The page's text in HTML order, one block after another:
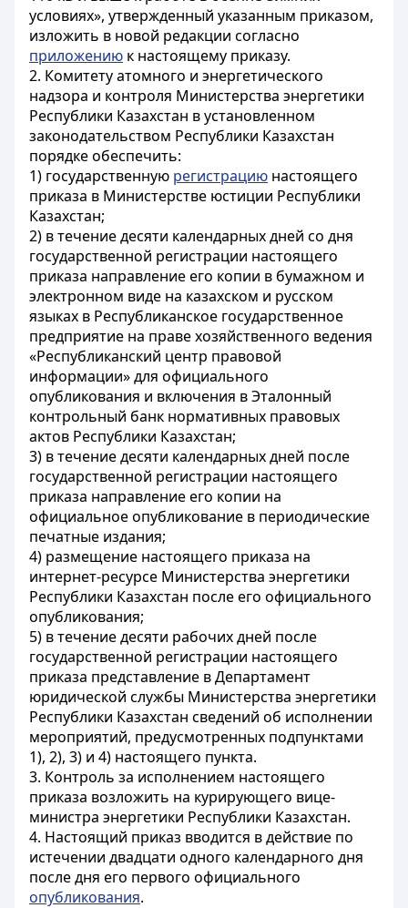
условиях», утвержденный указанным приказом,
изложить в новой редакции согласно
приложению к настоящему приказу.
2. Комитету атомного и энергетического
надзора и контроля Министерства энергетики
Республики Казахстан в установленном
законодательством Республики Казахстан
порядке обеспечить:
1) государственную регистрацию настоящего
приказа в Министерстве юстиции Республики
Казахстан;
2) в течение десяти календарных дней со дня
государственной регистрации настоящего
приказа направление его копии в бумажном и
электронном виде на казахском и русском
языках в Республиканское государственное
предприятие на праве хозяйственного ведения
«Республиканский центр правовой
информации» для официального
опубликования и включения в Эталонный
контрольный банк нормативных правовых
актов Республики Казахстан;
3) в течение десяти календарных дней после
государственной регистрации настоящего
приказа направление его копии на
официальное опубликование в периодические
печатные издания;
4) размещение настоящего приказа на
интернет-ресурсе Министерства энергетики
Республики Казахстан после его официального
опубликования;
5) в течение десяти рабочих дней после
государственной регистрации настоящего
приказа представление в Департамент
юридической службы Министерства энергетики
Республики Казахстан сведений об исполнении
мероприятий, предусмотренных подпунктами
1), 2), 3) и 4) настоящего пункта.
3. Контроль за исполнением настоящего
приказа возложить на курирующего вице-
министра энергетики Республики Казахстан.
4. Настоящий приказ вводится в действие по
истечении двадцати одного календарного дня
после дня его первого официального
опубликования.